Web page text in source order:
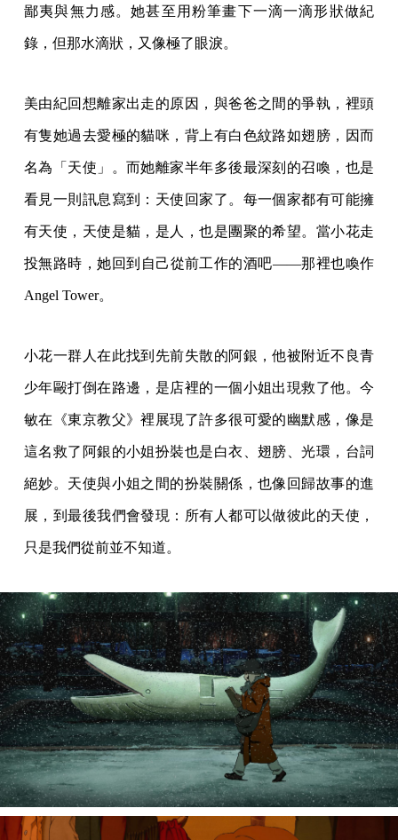
鄙夷與無力感。她甚至用粉筆畫下一滴一滴形狀做紀
錄，但那水滴狀，又像極了眼淚。
美由紀回想離家出走的原因，與爸爸之間的爭執，裡頭
有隻她過去愛極的貓咪，背上有白色紋路如翅膀，因而
名為「天使」。而她離家半年多後最深刻的召喚，也是
看見一則訊息寫到：天使回家了。每一個家都有可能擁
有天使，天使是貓，是人，也是團聚的希望。當小花走
投無路時，她回到自己從前工作的酒吧——那裡也喚作
Angel Tower。
小花一群人在此找到先前失散的阿銀，他被附近不良青
少年毆打倒在路邊，是店裡的一個小姐出現救了他。今
敏在《東京教父》裡展現了許多很可愛的幽默感，像是
這名救了阿銀的小姐扮裝也是白衣、翅膀、光環，台詞
絕妙。天使與小姐之間的扮裝關係，也像回歸故事的進
展，到最後我們會發現：所有人都可以做彼此的天使，
只是我們從前並不知道。